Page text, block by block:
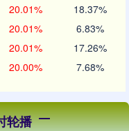
20.01% 18.37%
20.01% 6.83%
20.01% 17.26%
20.00% 7.68%
轮播